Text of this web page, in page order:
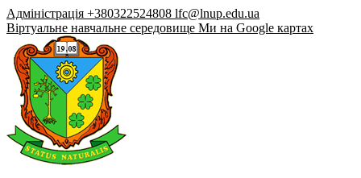
Адміністрація +380322524808 lfc@lnup.edu.ua
Віртуальне навчальне середовище Ми на Google картах